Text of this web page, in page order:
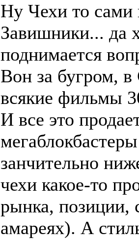
Ну Чехи то сами
Завишники... да
поднимается
Вон за бугром,
всякие фильмы
И все это
занчительно
чехи какое-то
рынка, позиции,
амареях). А